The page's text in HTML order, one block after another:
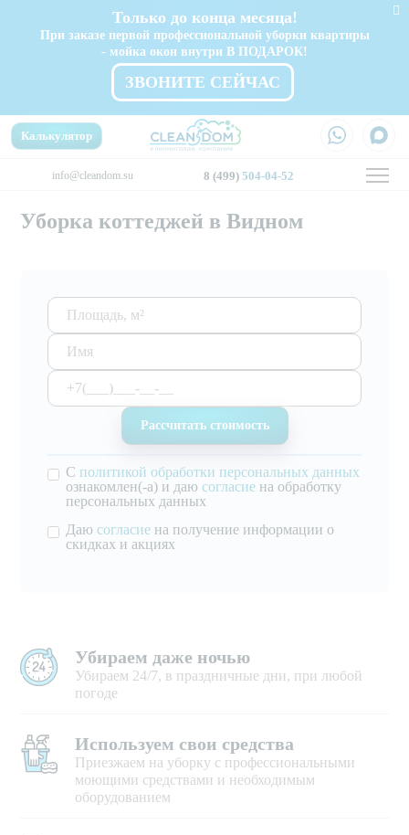
Только до конца месяца!
При заказе первой профессиональной уборки квартиры
- мойка окон внутри В ПОДАРОК!
ЗВОНИТЕ СЕЙЧАС
info@cleandom.su 8 (499) 504-04-52
Калькулятор
Уборка коттеджей в Видном
С политикой обработки персональных данных
ознакомлен(-а) и даю согласие на обработку
персональных данных
Даю согласие на получение информации о
скидках и акциях
Убираем даже ночью
Убираем 24/7, в праздничные дни, при любой
погоде
Используем свои средства
Приезжаем на уборку с профессиональными
моющими средствами и необходимым
оборудованием